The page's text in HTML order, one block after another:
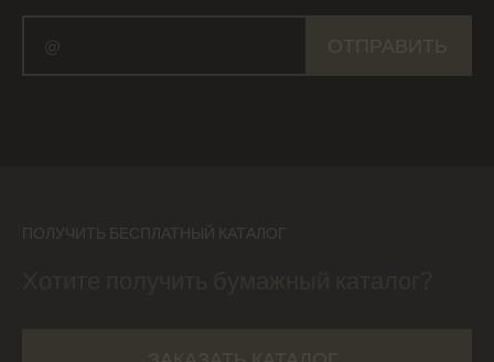
ПОЛУЧИТЬ БЕСПЛАТНЫЙ КАТАЛОГ